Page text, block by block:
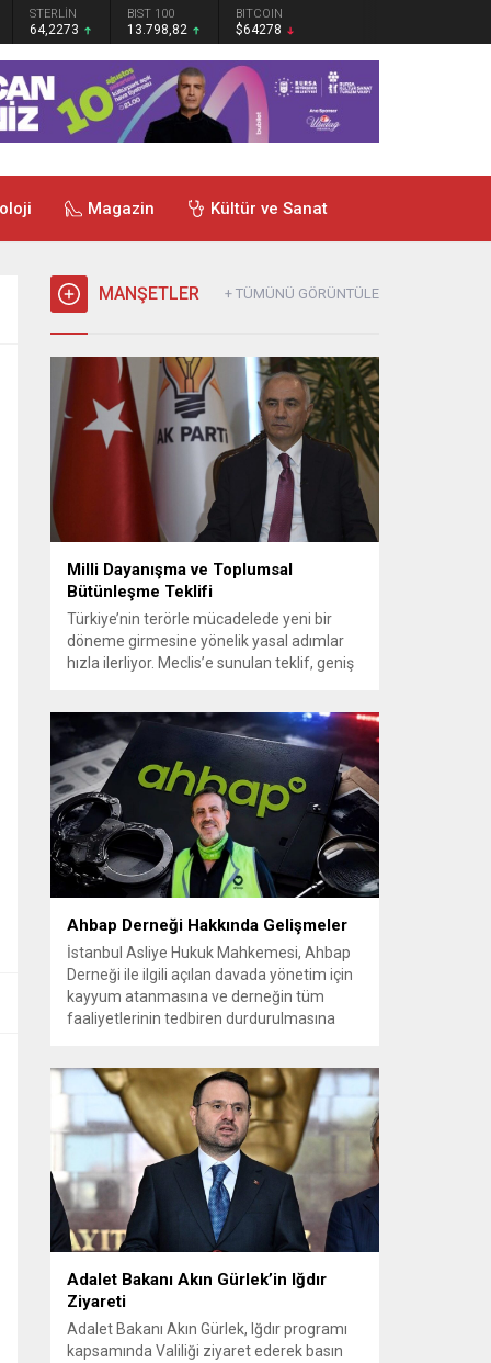
STERLİN
64,2273
BIST 100
13.798,82
BITCOIN
$64278
Magazin Kültür ve Sanat
MANŞETLER + TÜMÜNÜ GÖRÜNTÜLE
Milli Dayanışma ve Toplumsal
Bütünleşme Teklifi
Türkiye’nin terörle mücadelede yeni bir
döneme girmesine yönelik yasal adımlar
hızla ilerliyor. Meclis’e sunulan teklif, geniş
Genel Başkanvekili Efkan Ala, teklifin 360’a
yakın milletvekilinin imzasıyla TBMM
Başkanlığı’na verildiğini belirterek, hem
siyasi hem de toplumsal düzeyde önemli
bir destek bulunduğunu...
Ahbap Derneği Hakkında Gelişmeler
İstanbul Asliye Hukuk Mahkemesi, Ahbap
Derneği ile ilgili açılan davada yönetim için
kayyum atanmasına ve derneğin tüm
faaliyetlerinin tedbiren durdurulmasına
adım doğrudan yönetime ilişkin bir tedbir
niteliği taşıyor. İstanbul Emniyet Müdürlüğü
Mali Suçlarla Mücadele Şube Müdürlüğü ve
Adalet Bakanı Akın Gürlek’in Iğdır
Ziyareti
Adalet Bakanı Akın Gürlek, Iğdır programı
kapsamında Valiliği ziyaret ederek basın